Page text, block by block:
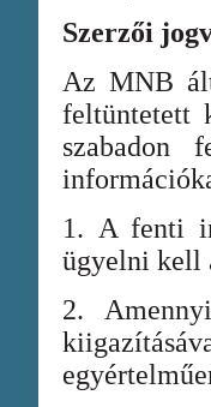
Szerzői
Az MNB
feltüntetett
szabadon
1. A fenti
ügyelni kell
2.